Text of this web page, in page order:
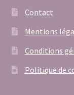
Contact
Mentions
Conditions
Politique de